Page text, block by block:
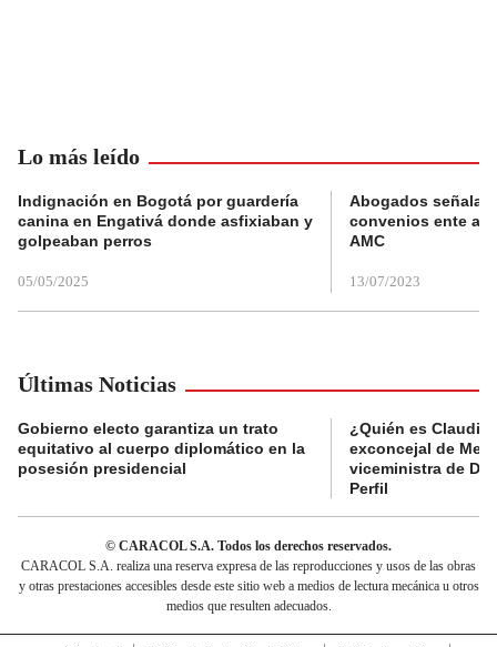
Lo más leído
Indignación en Bogotá por guardería
canina en Engativá donde asfixiaban y
golpeaban perros
05/05/2025
Abogados
convenios ente
AMC
13/07/2023
Últimas Noticias
Gobierno electo garantiza un trato
equitativo al cuerpo diplomático en la
posesión presidencial
¿Quién es Claudia
exconcejal de
viceministra de
Perfil
© CARACOL S.A. Todos los derechos reservados.
CARACOL S.A. realiza una reserva expresa de las reproducciones y usos de las obras
y otras prestaciones accesibles desde este sitio web a medios de lectura mecánica u otros
medios que resulten adecuados.